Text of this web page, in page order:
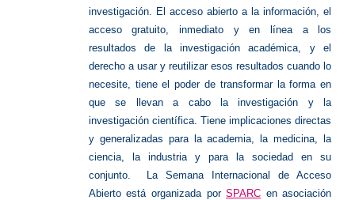
investigación. El acceso abierto a la información, el
acceso gratuito, inmediato y en línea a los
resultados de la investigación académica, y el
derecho a usar y reutilizar esos resultados cuando lo
necesite, tiene el poder de transformar la forma en
que se llevan a cabo la investigación y la
investigación científica. Tiene implicaciones directas
y generalizadas para la academia, la medicina, la
ciencia, la industria y para la sociedad en su
conjunto.
La Semana Internacional de Acceso
Abierto está organizada porSPARC en asociación